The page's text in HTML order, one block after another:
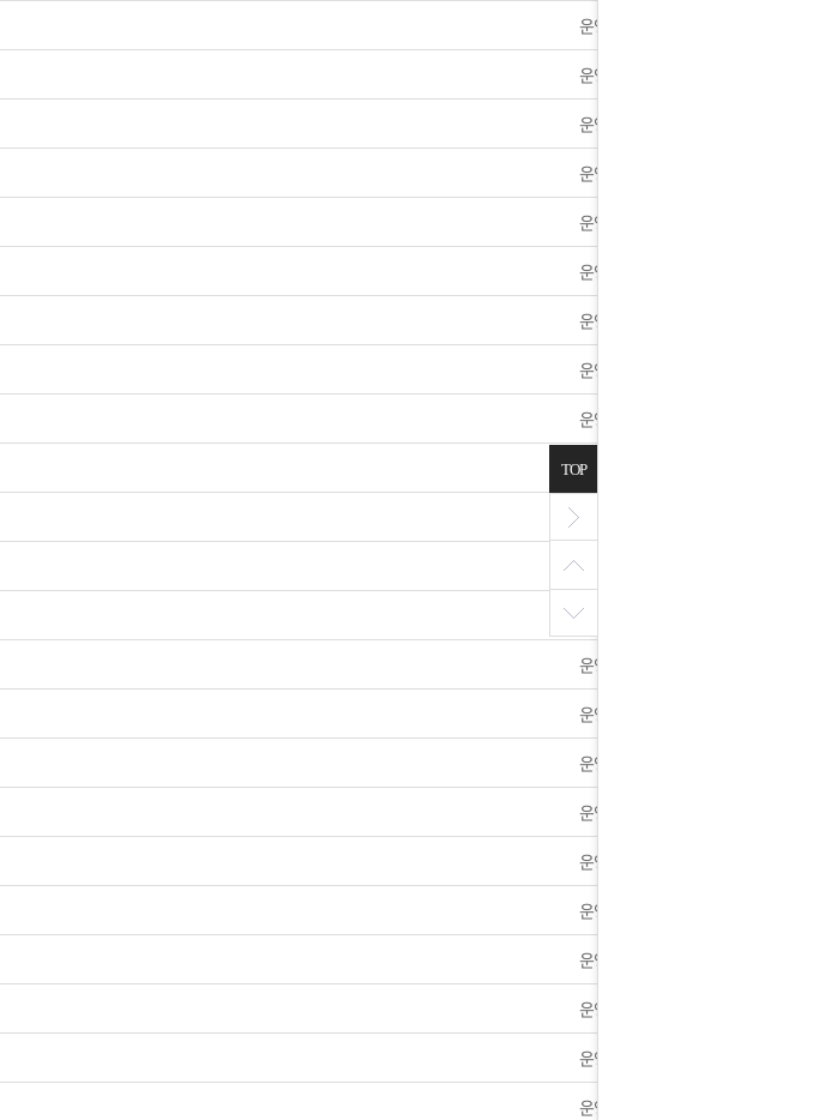
운영자
운영자
운영자
운영자
운영자
운영자
운영자
운영자
운영자
운영자
운영자
운영자
운영자
운영자
운영자
운영자
운영자
운영자
운영자
운영자
운영자
운영자
TOP